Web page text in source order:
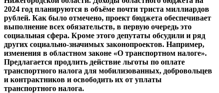
2024 год планируются в объёме почти триста миллиардов
рублей. Как было отмечено, проект бюджета обеспечивает
выполнение всех обязательств, в первую очередь это
социальная сфера. Кроме этого депутаты обсудили и ряд
других социально-значимых законопроектов. Например,
изменения в областном законе «О транспортном налоге».
Предлагается продлить действие льготы по оплате
транспортного налога для мобилизованных, добровольцев
и контрактников и освободить их от уплаты
транспортного налога.